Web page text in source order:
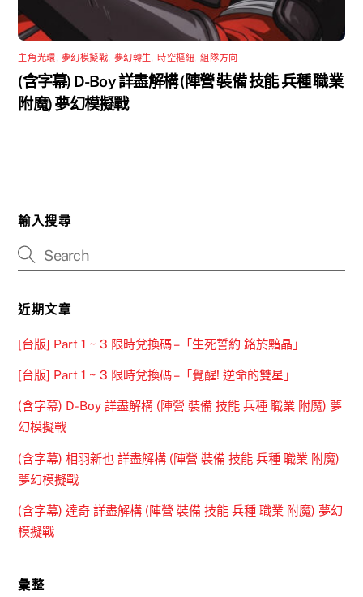
主角光環 夢幻模擬戰 夢幻轉生 ,時空樞紐 ,組隊方向
(含字幕) D-Boy 詳盡解構 (陣營 裝備 技能 兵種 職業
附魔) 夢幻模擬戰
輸入搜尋
近期文章
[台版] Part 1 ~ 3 限時兌換碼 –「生死誓約 銘於黯晶」
[台版] Part 1 ~ 3 限時兌換碼 –「覺醒! 逆命的雙星」
(含字幕) D-Boy 詳盡解構 (陣營 裝備 技能 兵種 職業 附魔) 夢
幻模擬戰
(含字幕) 相羽新也 詳盡解構 (陣營 裝備 技能 兵種 職業 附魔)
夢幻模擬戰
(含字幕) 達奇 詳盡解構 (陣營 裝備 技能 兵種 職業 附魔) 夢幻
模擬戰
彙整